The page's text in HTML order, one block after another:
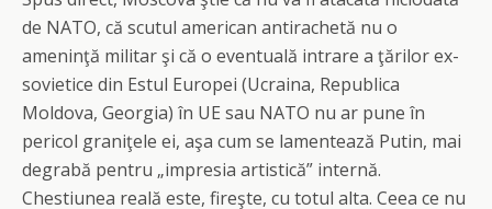
de NATO, că scutul american antirachetă nu o
ameninţă militar şi că o eventuală intrare a ţărilor ex-
sovietice din Estul Europei (Ucraina, Republica
Moldova, Georgia) în UE sau NATO nu ar pune în
pericol graniţele ei, aşa cum se lamentează Putin, mai
degrabă pentru „impresia artistică” internă.
Chestiunea reală este, fireşte, cu totul alta. Ceea ce nu